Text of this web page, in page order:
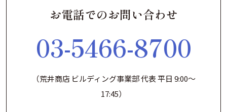
お電話でのお問い合わせ
03-5466-8700
（荒井商店 ビルディング事業部 代表 平日 9:00～
17:45）